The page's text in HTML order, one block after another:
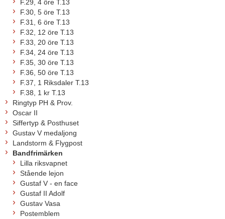
F.29, 4 öre T.13
F.30, 5 öre T.13
F.31, 6 öre T.13
F.32, 12 öre T.13
F.33, 20 öre T.13
F.34, 24 öre T.13
F.35, 30 öre T.13
F.36, 50 öre T.13
F.37, 1 Riksdaler T.13
F.38, 1 kr T.13
Ringtyp PH & Prov.
Oscar II
Siffertyp & Posthuset
Gustav V medaljong
Landstorm & Flygpost
Bandfrimärken
Lilla riksvapnet
Stående lejon
Gustaf V - en face
Gustaf II Adolf
Gustav Vasa
Postemblem